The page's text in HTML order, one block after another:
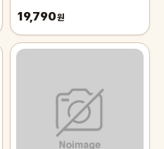
19,790원